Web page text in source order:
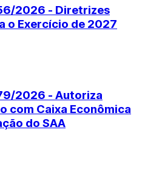
2026 - Diretrizes
o Exercício de 2027
2026 - Autoriza
com Caixa Econômica
do SAA